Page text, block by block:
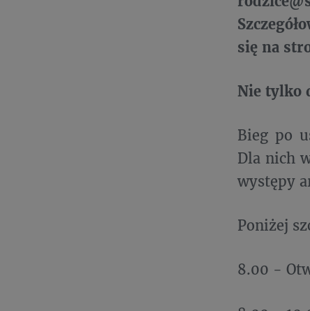
się na
Nie tylko
Bieg po
Dla nich
występy
Poniżej
8.00 -